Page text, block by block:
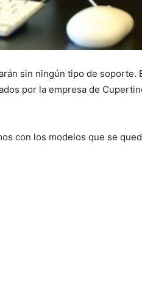
sin ningún tipo de
por la empresa de
con los modelos que se